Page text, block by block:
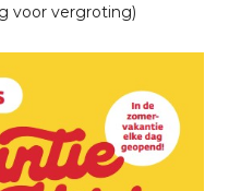
voor vergroting)